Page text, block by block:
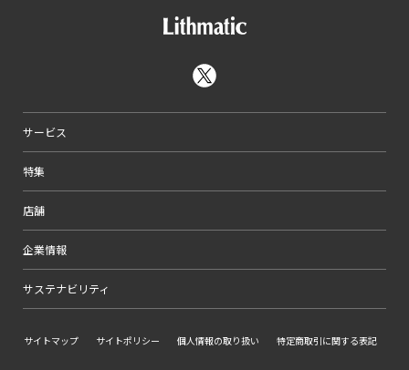
サービス
特集
店舗
企業情報
サステナビリティ
サイトマップ サイトポリシー 個人情報の取り扱い 特定商取引に関する表記